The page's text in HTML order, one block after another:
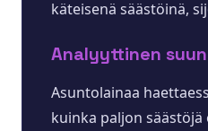
käteisenä säästöinä,
Analyyttinen
Asuntolainaa
kuinka paljon